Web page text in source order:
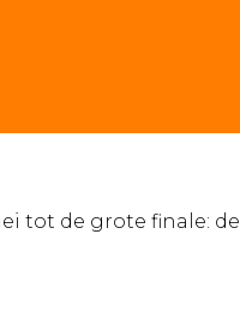
tot de grote finale: de